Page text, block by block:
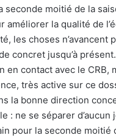
moitié de la
la qualité de
les choses n’avancent
concret jusqu’à
contact avec le CRB,
très active sur ce
la bonne direction
: ne se séparer
pour la seconde moitié